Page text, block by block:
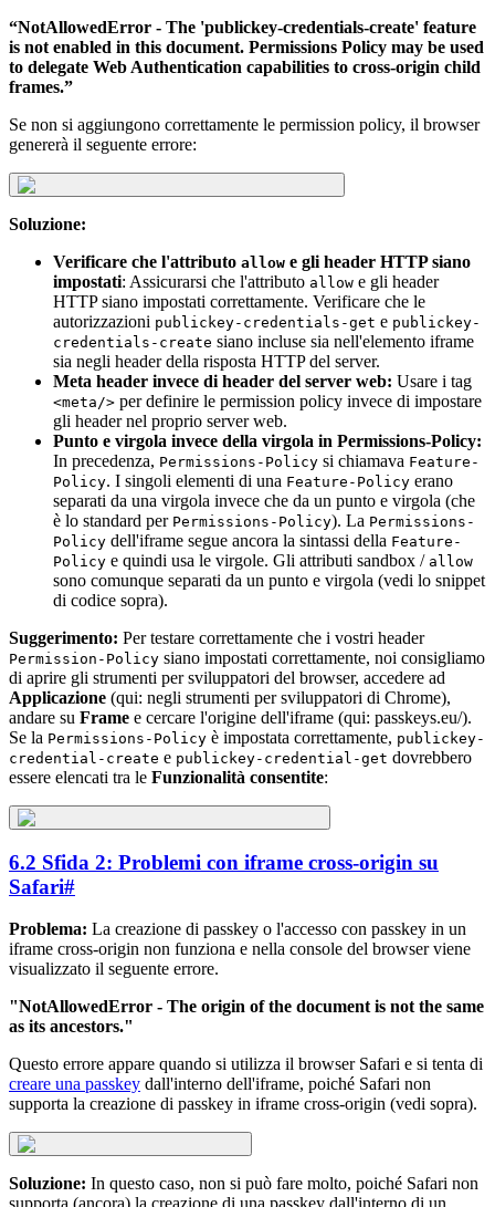
“NotAllowedError - The 'publickey-credentials-create' feature
is not enabled in this document. Permissions Policy may be used
to delegate Web Authentication capabilities to cross-origin child
frames.”
Se non si aggiungono correttamente le permission policy, il browser
genererà il seguente errore:
Soluzione:
Verificare che l'attributo allow e gli header HTTP siano
impostati: Assicurarsi che l'attributo allow e gli header
HTTP siano impostati correttamente. Verificare che le
autorizzazioni publickey-credentials-get e publickey-
credentials-create siano incluse sia nell'elemento iframe
sia negli header della risposta HTTP del server.
Meta header invece di header del server web: Usare i tag
<meta/> per definire le permission policy invece di impostare
gli header nel proprio server web.
Punto e virgola invece della virgola in Permissions-Policy:
In precedenza, Permissions-Policy si chiamava Feature-
Policy. I singoli elementi di una Feature-Policy erano
separati da una virgola invece che da un punto e virgola (che
è lo standard per Permissions-Policy). La Permissions-
Policy dell'iframe segue ancora la sintassi della Feature-
Policy e quindi usa le virgole. Gli attributi sandbox / allow
sono comunque separati da un punto e virgola (vedi lo snippet
di codice sopra).
Suggerimento: Per testare correttamente che i vostri header
Permission-Policy siano impostati correttamente, noi consigliamo
di aprire gli strumenti per sviluppatori del browser, accedere ad
Applicazione (qui: negli strumenti per sviluppatori di Chrome),
andare su Frame e cercare l'origine dell'iframe (qui: passkeys.eu/).
Se la Permissions-Policy è impostata correttamente, publickey-
credential-create e publickey-credential-get dovrebbero
essere elencati tra le Funzionalità consentite:
6.2 Sfida 2: Problemi con iframe cross-origin su
Safari#
Problema: La creazione di passkey o l'accesso con passkey in un
iframe cross-origin non funziona e nella console del browser viene
visualizzato il seguente errore.
"NotAllowedError - The origin of the document is not the same
as its ancestors."
Questo errore appare quando si utilizza il browser Safari e si tenta di
creare una passkey dall'interno dell'iframe, poiché Safari non
supporta la creazione di passkey in iframe cross-origin (vedi sopra).
Soluzione: In questo caso, non si può fare molto, poiché Safari non